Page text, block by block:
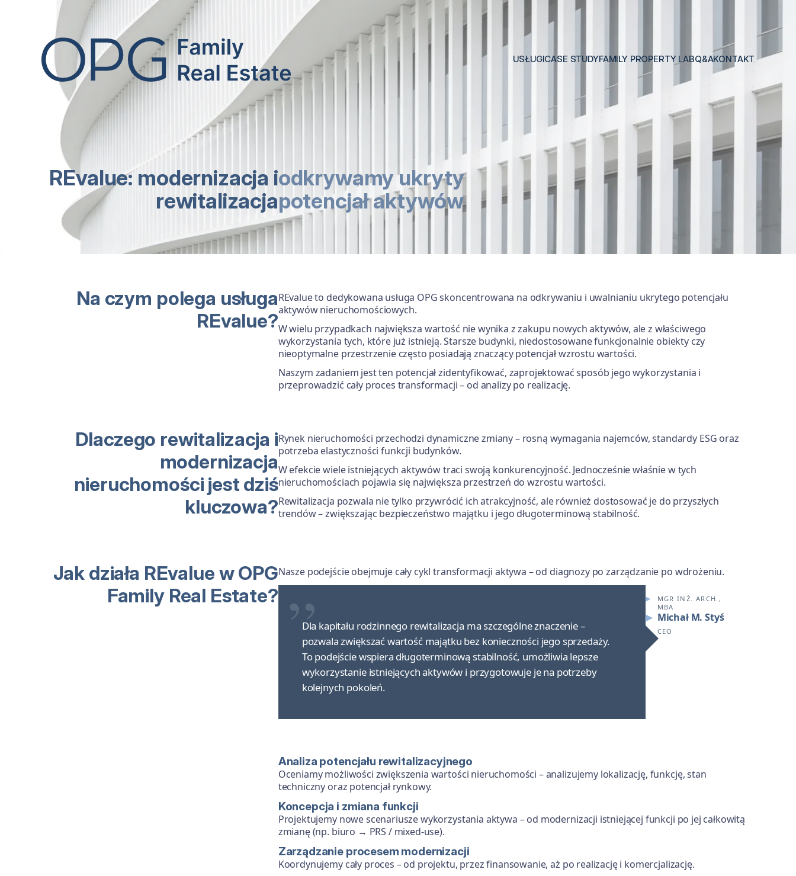
USŁUGICASE STUDYFAMILY PROPERTY LABQ&AKONTAKT
REvalue: modernizacja i
rewitalizacja
-
odkrywamy ukryty
potencjał aktywów
Na czym polega usługa
REvalue?
REvalue to dedykowana usługa OPG skoncentrowana na odkrywaniu i uwalnianiu ukrytego potencjału
aktywów nieruchomościowych.
W wielu przypadkach największa wartość nie wynika z zakupu nowych aktywów, ale z właściwego
wykorzystania tych, które już istnieją. Starsze budynki, niedostosowane funkcjonalnie obiekty czy
nieoptymalne przestrzenie często posiadają znaczący potencjał wzrostu wartości.
Naszym zadaniem jest ten potencjał zidentyfikować, zaprojektować sposób jego wykorzystania i
przeprowadzić cały proces transformacji – od analizy po realizację.
Dlaczego rewitalizacja i
modernizacja
nieruchomości jest dziś
kluczowa?
Rynek nieruchomości przechodzi dynamiczne zmiany – rosną wymagania najemców, standardy ESG oraz
potrzeba elastyczności funkcji budynków.
W efekcie wiele istniejących aktywów traci swoją konkurencyjność. Jednocześnie właśnie w tych
nieruchomościach pojawia się największa przestrzeń do wzrostu wartości.
Rewitalizacja pozwala nie tylko przywrócić ich atrakcyjność, ale również dostosować je do przyszłych
trendów – zwiększając bezpieczeństwo majątku i jego długoterminową stabilność.
Jak działa REvalue w OPG
Family Real Estate?
Nasze podejście obejmuje cały cykl transformacji aktywa – od diagnozy po zarządzanie po wdrożeniu.
Dla kapitału rodzinnego rewitalizacja ma szczególne znaczenie –
pozwala zwiększać wartość majątku bez konieczności jego sprzedaży.
To podejście wspiera długoterminową stabilność, umożliwia lepsze
wykorzystanie istniejących aktywów i przygotowuje je na potrzeby
kolejnych pokoleń.
MGR INŻ. ARCH.,
MBA
Michał M. Styś
CEO
Analiza potencjału rewitalizacyjnego
Oceniamy możliwości zwiększenia wartości nieruchomości – analizujemy lokalizację, funkcję, stan
techniczny oraz potencjał rynkowy.
Koncepcja i zmiana funkcji
Projektujemy nowe scenariusze wykorzystania aktywa – od modernizacji istniejącej funkcji po jej całkowitą
zmianę (np. biuro → PRS / mixed-use).
Zarządzanie procesem modernizacji
Koordynujemy cały proces – od projektu, przez finansowanie, aż po realizację i komercjalizację.